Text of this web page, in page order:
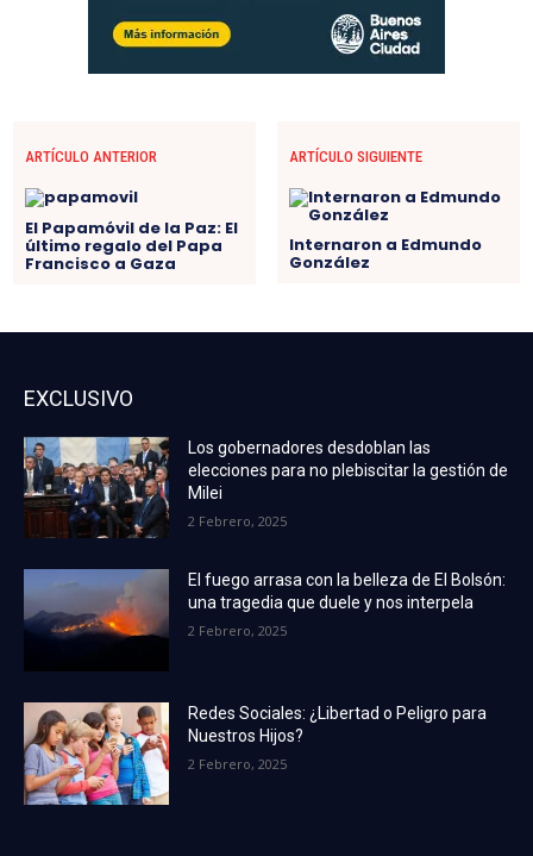
ARTÍCULO ANTERIOR
El Papamóvil de la Paz: El
último regalo del Papa
Francisco a Gaza
ARTÍCULO SIGUIENTE
Internaron a Edmundo
González
EXCLUSIVO
Los gobernadores desdoblan las
elecciones para no plebiscitar la gestión de
Milei
2 Febrero, 2025
El fuego arrasa con la belleza de El Bolsón:
una tragedia que duele y nos interpela
2 Febrero, 2025
Redes Sociales: ¿Libertad o Peligro para
Nuestros Hijos?
2 Febrero, 2025